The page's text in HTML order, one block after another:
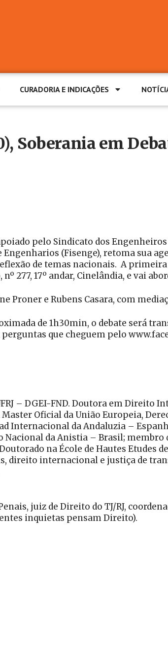
CURADORIA E INDICAÇÕES
Soberania em
pelo Sindicato dos Engenheiros
(Fisenge), retoma sua
de temas nacionais. A primeira
nº 277, 17º andar, Cinelândia, e vai
Proner e Rubens Casara, com
de 1h30min, o debate será
perguntas que cheguem pelo
– DGEI-FND. Doutora em Direito
Oficial da União Europeia,
Internacional da Andaluzia –
Nacional da Anistia – Brasil;
na École de Hautes Etudes
direito internacional e justiça de
juiz de Direito do TJ/RJ,
inquietas pensam Direito).